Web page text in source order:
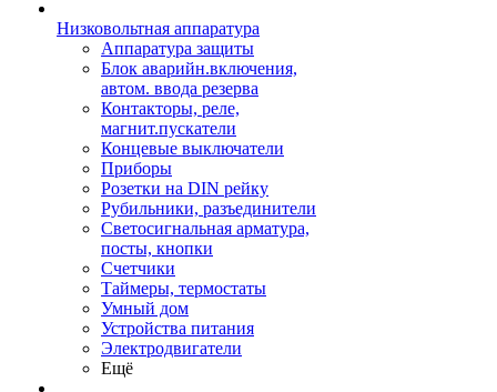
Низковольтная аппаратура
Аппаратура защиты
Блок аварийн.включения,
автом. ввода резерва
Контакторы, реле,
магнит.пускатели
Концевые выключатели
Приборы
Розетки на DIN рейку
Рубильники, разъединители
Светосигнальная арматура,
посты, кнопки
Счетчики
Таймеры, термостаты
Умный дом
Устройства питания
Электродвигатели
Ещё